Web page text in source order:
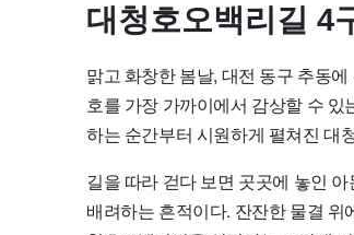
대청호오백리길 4
맑고 화창한 봄날, 대전 동구 추동
호를 가장 가까이에서 감상할 수
하는 순간부터 시원하게 펼쳐진 대
길을 따라 걷다 보면 곳곳에 놓인
배려하는 흔적이다. 잔잔한 물결